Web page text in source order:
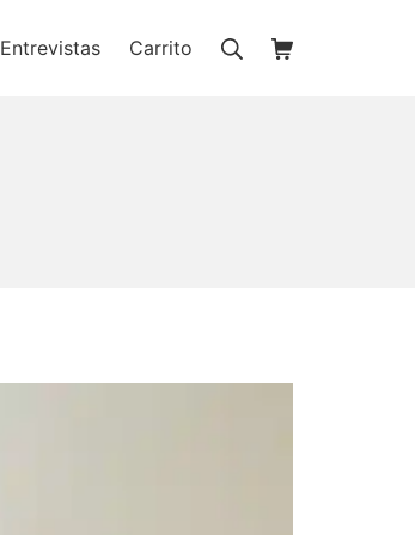
Entrevistas Carrito BuscarCarrito de la